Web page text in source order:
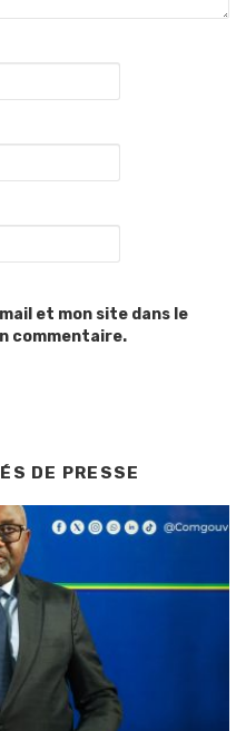
et mon site dans le
commentaire.
DE PRESSE